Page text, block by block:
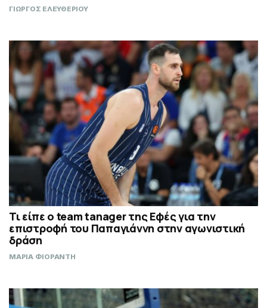
ΓΙΩΡΓΟΣ ΕΛΕΥΘΕΡΙΟΥ
Τι είπε ο team tanager της Εφές για την
επιστροφή του Παπαγιάννη στην αγωνιστική
δράση
ΜΑΡΙΑ ΦΙΟΡΑΝΤΗ